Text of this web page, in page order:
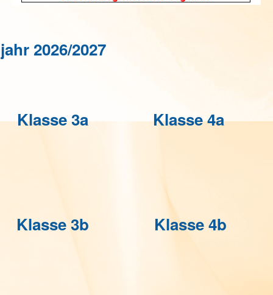
2026/2027
Klasse 3a Klasse 4a
Klasse 3b Klasse 4b